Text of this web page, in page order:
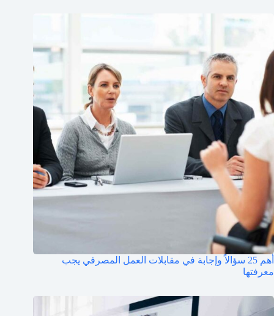
أهم 25 سؤالاً وإجابة في مقابلات العمل المصرفي يجب
معرفتها